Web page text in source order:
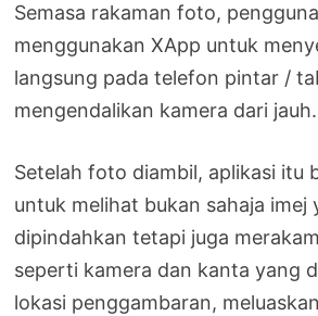
Semasa rakaman foto,
menggunakan XApp untuk
langsung pada telefon pintar /
mengendalikan kamera dari jauh.
Setelah foto diambil, aplikasi itu
untuk melihat bukan sahaja imej
dipindahkan tetapi juga
seperti kamera dan kanta yang
lokasi penggambaran,